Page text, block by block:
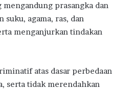
prasangka dan
agama, ras, dan
menganjurkan tindakan
atas dasar perbedaan
serta tidak merendahkan